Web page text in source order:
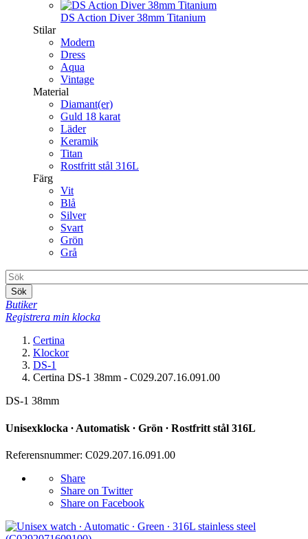
DS Action Diver 38mm Titanium
Stilar
Modern
Dress
Aqua
Vintage
Material
Diamant(er)
Guld 18 karat
Läder
Keramik
Titan
Rostfritt stål 316L
Färg
Vit
Blå
Silver
Svart
Grön
Grå
Sök
Butiker
Registrera min klocka
Certina
Klockor
DS-1
Certina DS-1 38mm - C029.207.16.091.00
DS-1 38mm
Unisexklocka ∙ Automatisk ∙ Grön ∙ Rostfritt stål 316L
Referensnummer: C029.207.16.091.00
Share
Share on Twitter
Share on Facebook